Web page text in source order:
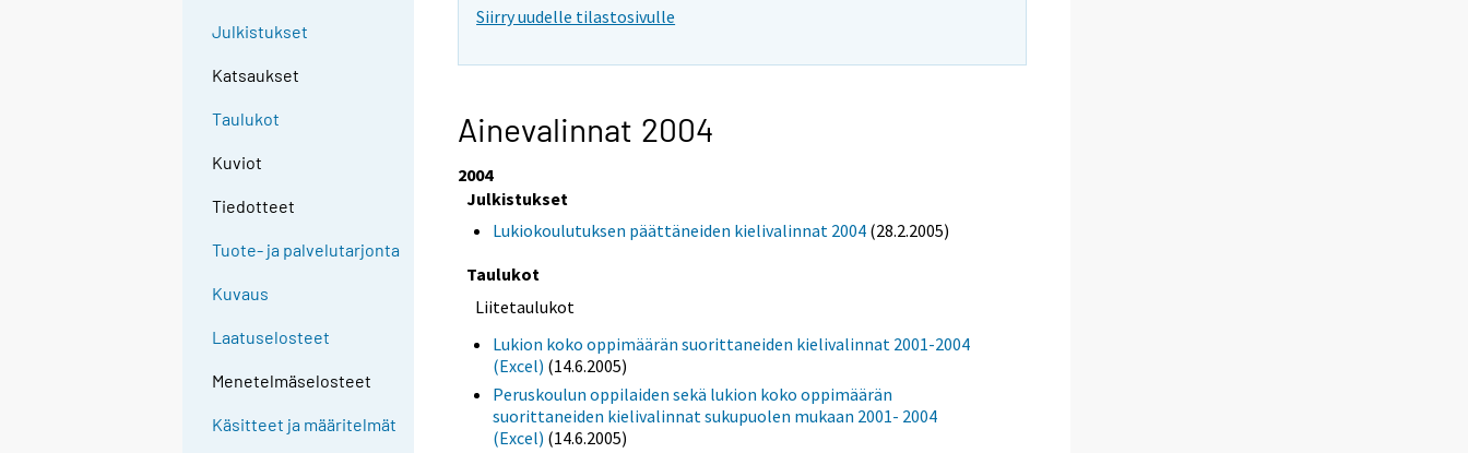
Julkistukset
Katsaukset
Taulukot
Kuviot
Tiedotteet
Tuote- ja palvelutarjonta
Kuvaus
Laatuselosteet
Menetelmäselosteet
Käsitteet ja määritelmät
Siirry uudelle tilastosivulle
Ainevalinnat 2004
2004
Julkistukset
Lukiokoulutuksen päättäneiden kielivalinnat 2004 (28.2.2005)
Taulukot
Liitetaulukot
Lukion koko oppimäärän suorittaneiden kielivalinnat 2001-2004
(Excel) (14.6.2005)
Peruskoulun oppilaiden sekä lukion koko oppimäärän
suorittaneiden kielivalinnat sukupuolen mukaan 2001- 2004
(Excel) (14.6.2005)